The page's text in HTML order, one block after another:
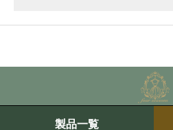
製品一覧Copyright © 2023